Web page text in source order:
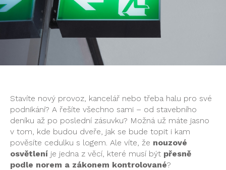
Stavíte nový provoz, kancelář nebo třeba halu pro své
podnikání? A řešíte všechno sami – od stavebního
deníku až po poslední zásuvku? Možná už máte jasno
v tom, kde budou dveře, jak se bude topit i kam
pověsíte cedulku s logem. Ale víte, že nouzové
osvětlení je jedna z věcí, které musí být přesně
podle norem a zákonem kontrolované?